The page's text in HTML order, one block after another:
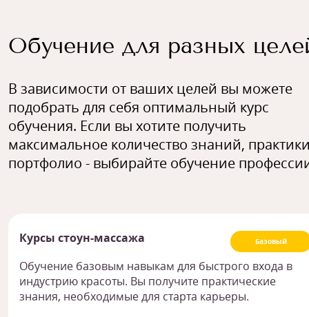
Обучение для разных
В зависимости от ваших целей вы можете
подобрать для себя оптимальный курс
обучения. Если вы хотите получить
максимальное количество знаний,
портфолио - выбирайте обучение
Базовый
Курсы стоун-массажа
Обучение базовым навыкам для быстрого входа в
индустрию красоты. Вы получите практические
знания, необходимые для старта карьеры.